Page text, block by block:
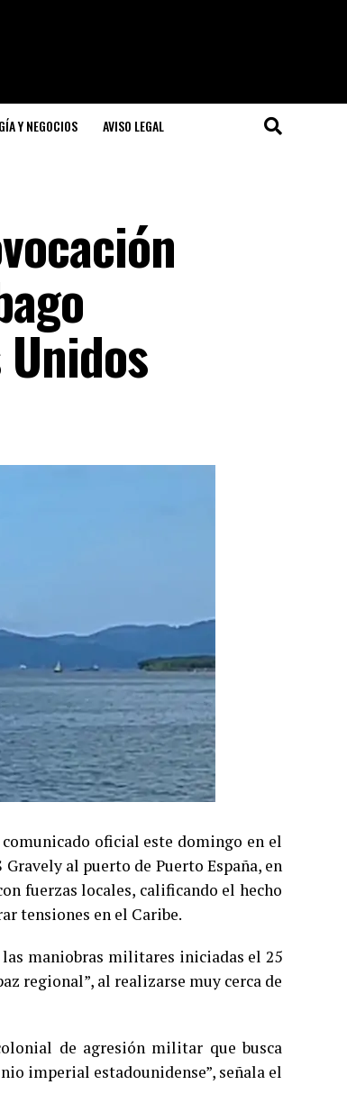
Y NEGOCIOS AVISO LEGAL
oficial este domingo en el
al puerto de Puerto España, en
fuerzas locales, calificando el hecho
tensiones en el Caribe.
maniobras militares iniciadas el 25
regional”, al realizarse muy cerca de
de agresión militar que busca
imperial estadounidense”, señala el